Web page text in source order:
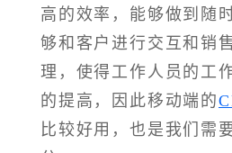
高的效率，能够做到随
够和客户进行交互和销
理，使得工作人员的工
的提高，因此移动端的
比较好用，也是我们需